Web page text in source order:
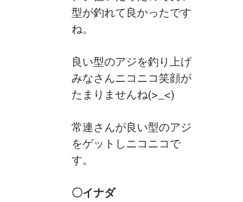
型が釣れて良かったです
ね。
良い型のアジを釣り上げ
みなさんニコニコ笑顔が
たまりませんね(>_<)
常連さんが良い型のアジ
をゲットしニコニコで
す。
〇イナダ